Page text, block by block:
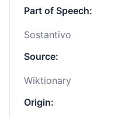
Part of Speech:
Sostantivo
Source:
Wiktionary
Origin: